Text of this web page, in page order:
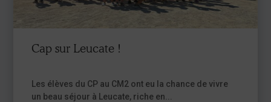
Cap sur Leucate !
Les élèves du CP au CM2 ont eu la chance de vivre
un beau séjour à Leucate, riche en...